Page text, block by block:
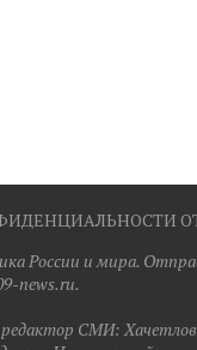
ОТ
России и мира.
news.ru.
СМИ: Хaчeтлoв